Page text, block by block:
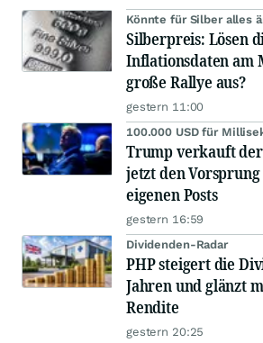
Könnte für Silber alles
Silberpreis: Lösen
Inflationsdaten am
große Rallye aus?
gestern 11:00
100.000 USD für
Trump verkauft
jetzt den Vorsprung
eigenen Posts
gestern 16:59
Dividenden-Radar
PHP steigert die
Jahren und glänzt
Rendite
gestern 20:25